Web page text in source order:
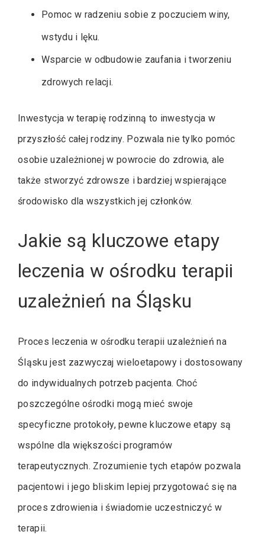
Pomoc w radzeniu sobie z poczuciem winy,
wstydu i lęku.
Wsparcie w odbudowie zaufania i tworzeniu
zdrowych relacji.
Inwestycja w terapię rodzinną to inwestycja w
przyszłość całej rodziny. Pozwala nie tylko pomóc
osobie uzależnionej w powrocie do zdrowia, ale
także stworzyć zdrowsze i bardziej wspierające
środowisko dla wszystkich jej członków.
Jakie są kluczowe etapy
leczenia w ośrodku terapii
uzależnień na Śląsku
Proces leczenia w ośrodku terapii uzależnień na
Śląsku jest zazwyczaj wieloetapowy i dostosowany
do indywidualnych potrzeb pacjenta. Choć
poszczególne ośrodki mogą mieć swoje
specyficzne protokoły, pewne kluczowe etapy są
wspólne dla większości programów
terapeutycznych. Zrozumienie tych etapów pozwala
pacjentowi i jego bliskim lepiej przygotować się na
proces zdrowienia i świadomie uczestniczyć w
terapii.